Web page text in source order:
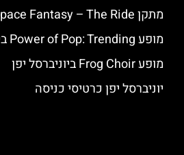
מתקן Space Fantasy – The Ride ביוניברסל יפן
מופע Power of Pop: Trending ביוניברסל יפן
מופע Frog Choir ביוניברסל יפן
יוניברסל יפן כרטיסי כניסה